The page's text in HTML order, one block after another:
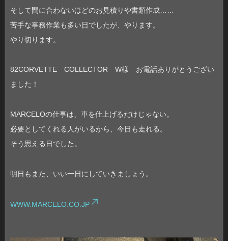
そして間に合わないほどのお見積りや書類作成……
苦手な事務作業も多い日でしたが、やります。
やり切ります。
82CORVETTE COLLECTOR W様 お電話ありがとうござい
ました！
MARCELOの仕事は、車を仕上げるだけじゃない。
必要としてくれる人がいるから、今日も走れる。
そう思える日でした。
明日もまた、いい一日にしていきましょう。
WWW.MARCELO.CO.JP